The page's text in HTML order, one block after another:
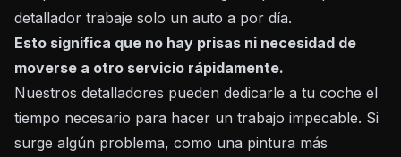
detallador trabaje solo un auto a por día.
Esto significa que no hay prisas ni necesidad de
moverse a otro servicio rápidamente.
Nuestros detalladores pueden dedicarle a tu coche el
tiempo necesario para hacer un trabajo impecable. Si
surge algún problema, como una pintura más